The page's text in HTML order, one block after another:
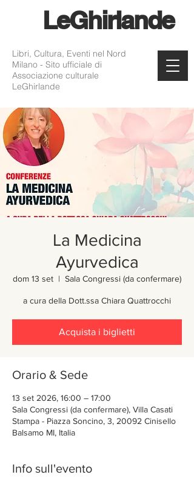
LeGhirlande
Libri, Cultura, Eventi nel Nord
Milano - Sito ufficiale di
Associazione culturale
LeGhirlande
La Medicina
Ayurvedica
dom 13 set
  |
Sala Congressi (da confermare)
a cura della Dott.ssa Chiara Quattrocchi
Acquista i biglietti
Orario & Sede
13 set 2026, 16:00 – 17:00
Sala Congressi (da confermare), Villa Casati
Stampa - Piazza Soncino, 3, 20092 Cinisello
Balsamo MI, Italia
Info sull'evento